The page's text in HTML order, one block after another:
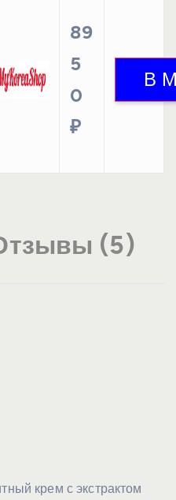
89
5
0
₽
(5)
крем с экстрактом